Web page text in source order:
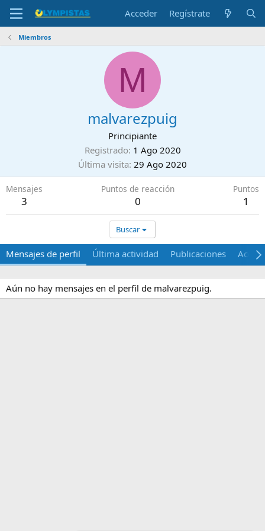
Acceder Regístrate
Miembros
M
malvarezpuig
Principiante
Registrado 1 Ago 2020
Última visita 29 Ago 2020
Mensajes
3
Puntos de reacción
0
Puntos
1
Buscar
Mensajes de perfil Última actividad Publicaciones Acerca
Aún no hay mensajes en el perfil de malvarezpuig.